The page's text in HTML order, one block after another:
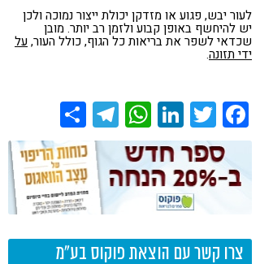
לעור יבש, פגוע או מזדקן יכולת ייצור נמוכה ולכן
יש להיחשף באופן קבוע ולזמן רב יותר. מובן
שכדאי לשפר את בריאות כל הגוף, כולל העור,על
ידי תזונה.
Facebook
Twitter
LinkedIn
WhatsApp
Telegram
צרו קשר עם הוצאת פוקוס בע"מ